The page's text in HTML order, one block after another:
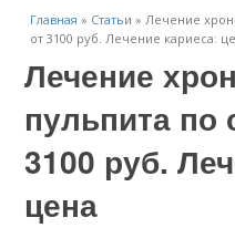
Главная » Статьи »Лечение
от 3100 руб. Лечение кариеса:
Лечение
пульпита по
3100 руб.
цена